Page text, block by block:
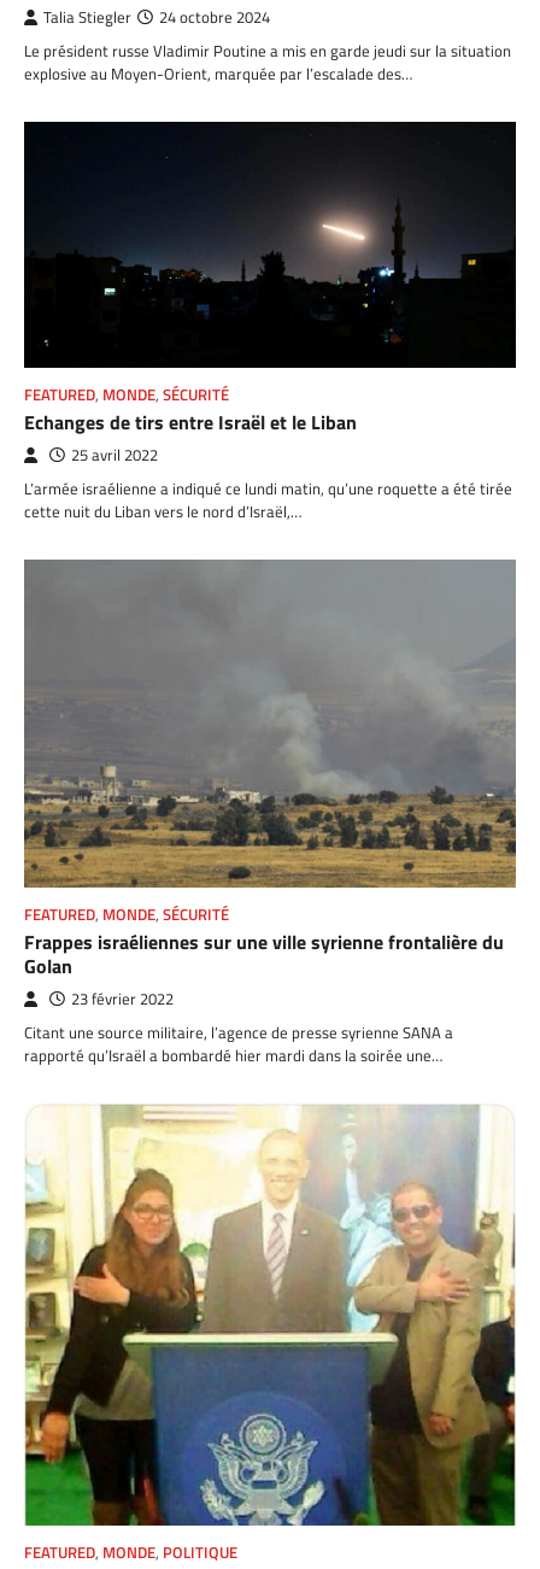
Talia Stiegler 24 octobre 2024
Le président russe Vladimir Poutine a mis en garde jeudi sur la situation
explosive au Moyen-Orient, marquée par l’escalade des…
FEATURED, MONDE, SÉCURITÉ
Echanges de tirs entre Israël et le Liban
25 avril 2022
L’armée israélienne a indiqué ce lundi matin, qu’une roquette a été tirée
cette nuit du Liban vers le nord d’Israël,…
FEATURED, MONDE, SÉCURITÉ
Frappes israéliennes sur une ville syrienne frontalière du
Golan
23 février 2022
Citant une source militaire, l’agence de presse syrienne SANA a
rapporté qu’Israël a bombardé hier mardi dans la soirée une…
FEATURED, MONDE, POLITIQUE